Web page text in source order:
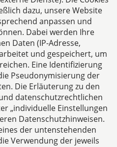
Netzwerk
dazu, unsere Website
anpassen und
Dabei werden Ihre
Daten (IP-Adresse,
und gespeichert, um
Eine Identifizierung
Pseudonymisierung der
Die Erläuterung zu den
datenschutzrechtlichen
„individuelle Einstellungen
Datenschutzhinweisen.
der untenstehenden
Verwendung der jeweils